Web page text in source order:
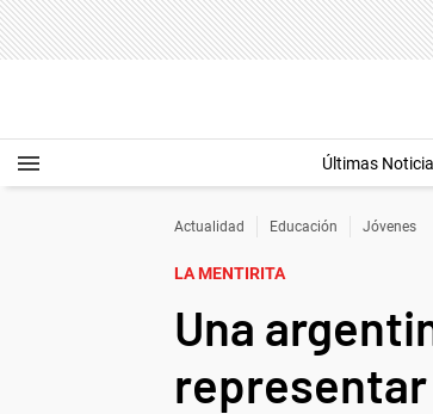
Últimas
Actualidad Educación Jóvenes
LA MENTIRITA
Una